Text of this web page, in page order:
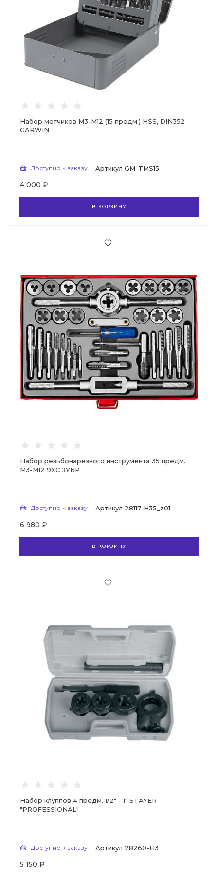
Набор метчиков М3-М12 (15 предм.) HSS, DIN352
GARWIN
Доступно к заказу Артикул GM-TMS15
4 000 ₽
В КОРЗИНУ
Набор резьбонарезного инструмента 35 предм.
М3-М12 9ХС ЗУБР
Доступно к заказу Артикул 28117-H35_z01
6 980 ₽
В КОРЗИНУ
Набор клуппов 4 предм. 1/2" - 1" STAYER
"PROFESSIONAL"
Доступно к заказу Артикул 28260-H3
5 150 ₽